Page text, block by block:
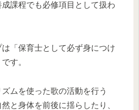
成課程でも必修項目として扱わ
「保育士として必ず身につけ
す。
ムを使った歌の活動を行う
と身体を前後に揺らしたり、